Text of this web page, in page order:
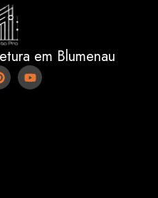
em Blumenau